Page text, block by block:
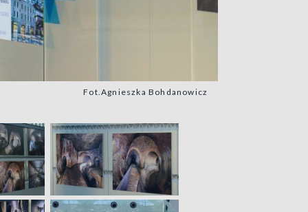
Fot.Agnieszka Bohdanowicz